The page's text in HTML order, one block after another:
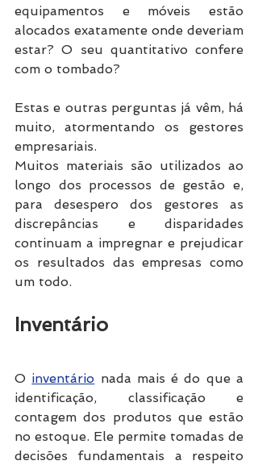
equipamentos e móveis estão
alocados exatamente onde deveriam
estar? O seu quantitativo confere
com o tombado?
Estas e outras perguntas já vêm, há
muito, atormentando os gestores
empresariais.
Muitos materiais são utilizados ao
longo dos processos de gestão e,
para desespero dos gestores as
discrepâncias e disparidades
continuam a impregnar e prejudicar
os resultados das empresas como
um todo.
Inventário
O inventário nada mais é do que a
identificação, classificação e
contagem dos produtos que estão
no estoque. Ele permite tomadas de
decisões fundamentais a respeito